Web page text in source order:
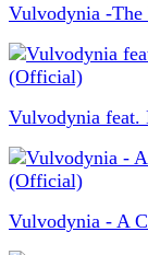
Vulvodynia -
Vulvodynia feat.
Vulvodynia - A